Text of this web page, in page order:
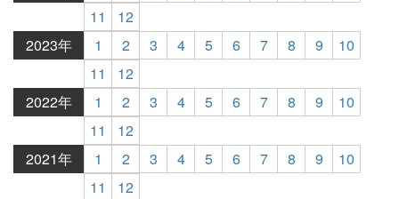
11
12
2023年
1 2 3 4 5 6 7 8 9
10
11
12
2022年
1 2 3 4 5 6 7 8 9
10
11
12
2021年
1 2 3 4 5 6 7 8 9
10
11
12